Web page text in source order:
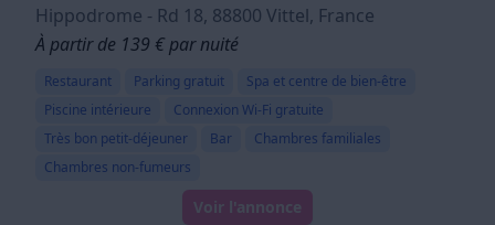
Hippodrome - Rd 18, 88800 Vittel, France
À partir de 139 € par nuité
Restaurant Parking gratuit
Spa et centre de bien-être
Piscine intérieure
Connexion Wi-Fi gratuite
Très bon petit-déjeuner
Bar
Chambres familiales
Chambres non-fumeurs
Voir l'annonce